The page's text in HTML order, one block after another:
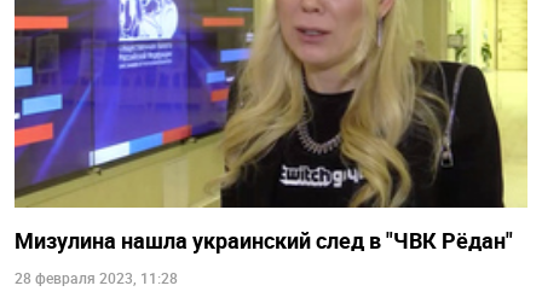
Мизулина нашла украинский след в "ЧВК Рёдан"
28 февраля 2023, 11:28